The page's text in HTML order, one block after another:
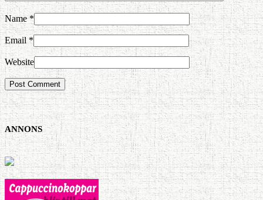
Name *
Email *
Website
ANNONS